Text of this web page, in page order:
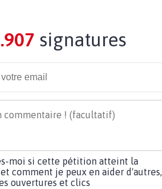
signatures
moi si cette pétition atteint la
comment je peux en aider d'autres,
ouvertures et clics